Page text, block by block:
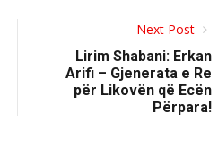
Next Post
Lirim Shabani: Erkan
Arifi – Gjenerata e Re
për Likovën që Ecën
Përpara!